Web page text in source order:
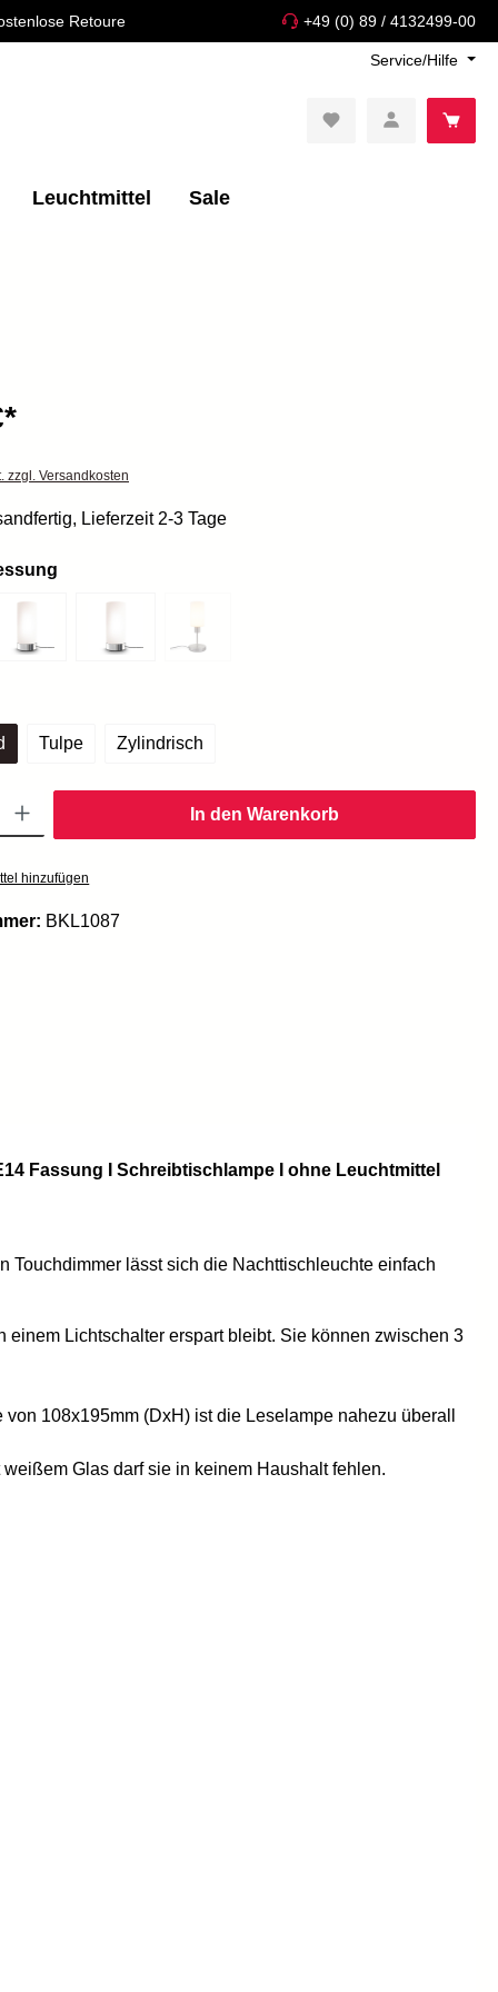
Retoure +49 (0) 89 / 4132499-00
Service/Hilfe
Leuchtmittel Sale
zzgl. Versandkosten
Lieferzeit 2-3 Tage
Tulpe Zylindrisch
In den Warenkorb
hinzufügen
BKL1087
Fassung I Schreibtischlampe I ohne Leuchtmittel
lässt sich die Nachttischleuchte einfach
Lichtschalter erspart bleibt. Sie können zwischen 3
108x195mm (DxH) ist die Leselampe nahezu überall
Glas darf sie in keinem Haushalt fehlen.